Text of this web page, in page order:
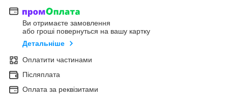
Ви отримаєте замовлення
або гроші повернуться на вашу картку
Детальніше
Оплатити частинами
Післяплата
Оплата за реквізитами